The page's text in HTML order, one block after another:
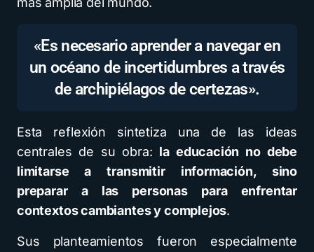
«Es necesario aprender a navegar en
un océano de incertidumbres a través
de archipiélagos de certezas».
Esta reflexión sintetiza una de las ideas
centrales de su obra: la educación no debe
limitarse a transmitir información, sino
preparar a las personas para enfrentar
contextos cambiantes y complejos.
Sus planteamientos fueron especialmente